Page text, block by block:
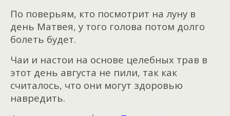
По поверьям, кто посмотрит на луну в
день Матвея, у того голова потом долго
болеть будет.
Чаи и настои на основе целебных трав в
этот день августа не пили, так как
считалось, что они могут здоровью
навредить.